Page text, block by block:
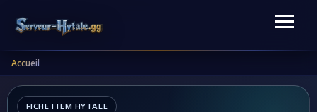
Accueil
FICHE ITEM HYTALE